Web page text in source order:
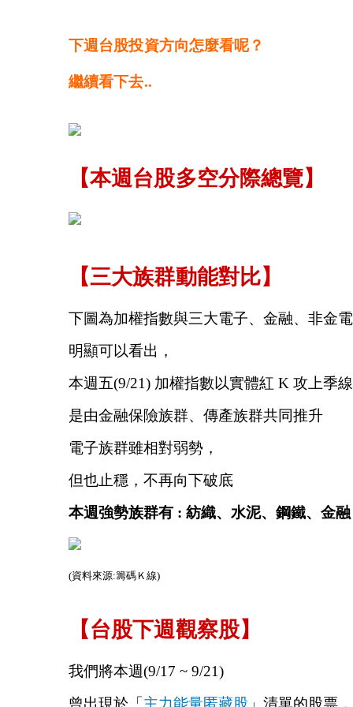
下週台股投資方向怎麼看呢？
繼續看下去..
【本週台股多空分際總覽】
【三大族群動能對比】
下圖為加權指數與三大電子、金融、非金
明顯可以看出，
本週五(9/21) 加權指數以實體紅 K 攻上季線
是由金融保險族群、傳產族群共同推升
電子族群雖相對弱勢，
但也止穩，不再向下破底
本週強勢族群有 : 紡織、水泥、鋼鐵、金融
(資料來源:籌碼Ｋ線)
【台股下週觀察股】
我們將本週(9/17 ~ 9/21)
曾出現於「 主力能量匿藏股 」清單的股票